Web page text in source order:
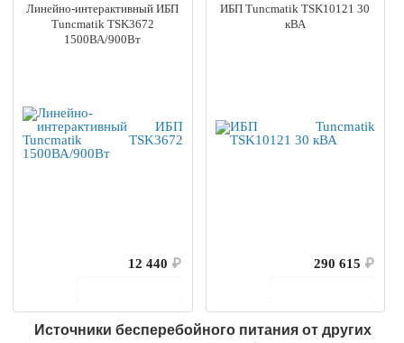
Линейно-интерактивный ИБП
Tuncmatik TSK3672
1500ВА/900Вт
12 440 ₽
ИБП Tuncmatik TSK10121 30
кВА
290 615 ₽
Источники бесперебойного питания от других